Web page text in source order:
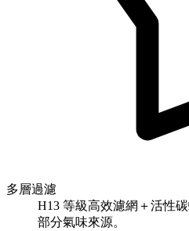
多層過濾
H13 等級高效濾網＋活性
部分氣味來源。